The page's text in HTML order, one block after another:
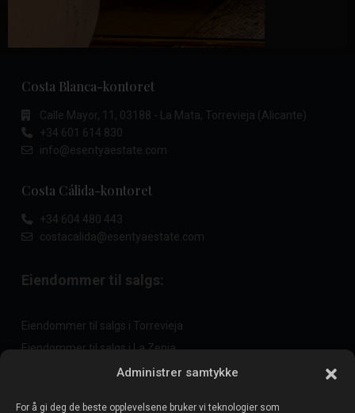
Administrer samtykke
For å gi deg de beste opplevelsene bruker vi teknologier som
Costa Blanca-kontoret
Calle Mayor, 11, 03188 - La Mata, Torrevieja (Alicante)
+34 601 614 830
info@esentyaestate.com
Costa Cálida-kontoret
+34 604 480 443
costacalida@esentyaestate.com
Eiendommer til salgs:
Eiendommer til salgs i Torrevieja
Eiendommer til salgs i La Zenia
Eiendommer til salgs i Cabo Roig